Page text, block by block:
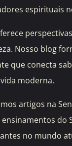
espirituais
Nosso blog
que conecta
moderna.
artigos na
do
no mundo